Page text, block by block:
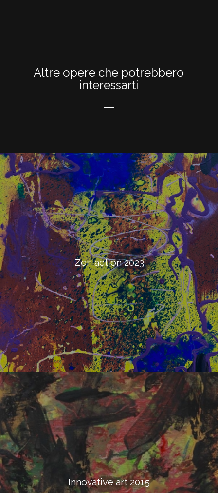
Altre opere che potrebbero
interessarti
Zen action 2023
Innovative art 2015